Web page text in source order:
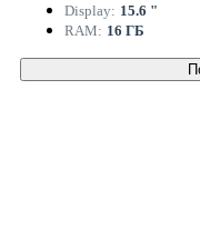
Display: 15.6 "
RAM: 16 ГБ